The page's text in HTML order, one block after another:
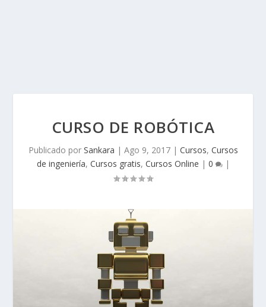
CURSO DE ROBÓTICA
Publicado por Sankara | Ago 9, 2017| Cursos, Cursos
de ingeniería, Cursos gratis, Cursos Online | 0 |